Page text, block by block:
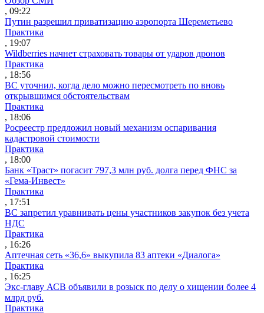
, 09:22
Путин разрешил приватизацию аэропорта Шереметьево
Практика
, 19:07
Wildberries начнет страховать товары от ударов дронов
Практика
, 18:56
ВС уточнил, когда дело можно пересмотреть по вновь
открывшимся обстоятельствам
Практика
, 18:06
Росреестр предложил новый механизм оспаривания
кадастровой стоимости
Практика
, 18:00
Банк «Траст» погасит 797,3 млн руб. долга перед ФНС за
«Гема-Инвест»
Практика
, 17:51
ВС запретил уравнивать цены участников закупок без учета
НДС
Практика
, 16:26
Аптечная сеть «36,6» выкупила 83 аптеки «Диалога»
Практика
, 16:25
Экс-главу АСВ объявили в розыск по делу о хищении более 4
млрд руб.
Практика